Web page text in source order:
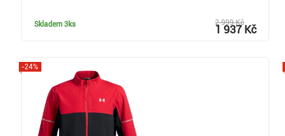
Skladem3ks 2 999 Kč
1 937 Kč
-24%